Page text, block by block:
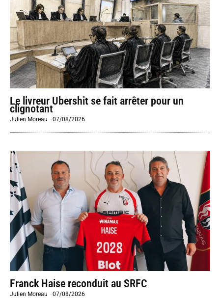
Le livreur Ubershit se fait arrêter pour un
clignotant
Julien Moreau -07/08/2026
Franck Haise reconduit au SRFC
Julien Moreau -07/08/2026